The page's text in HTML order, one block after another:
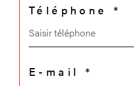
Téléphone *
E-mail *